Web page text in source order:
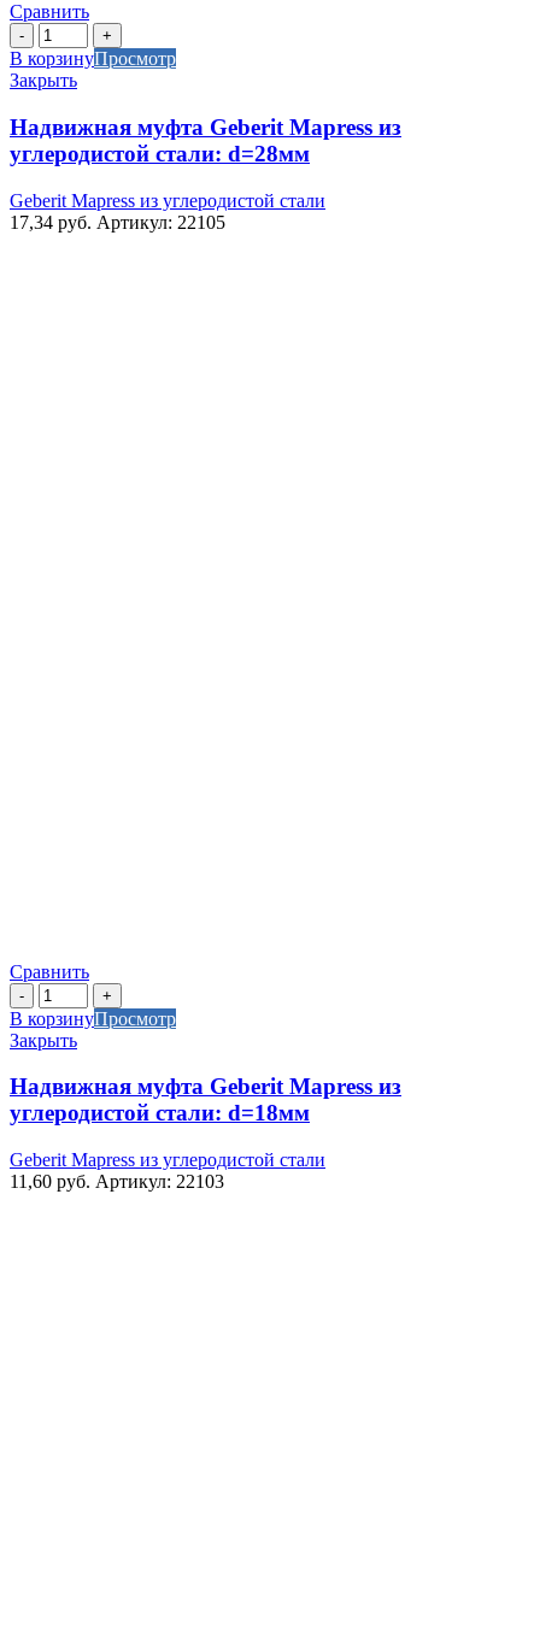
Сравнить
Количество
товара
Надвижная
муфта
Mapress
из
стали:
d=28мм
В корзинуПросмотр
Закрыть
Надвижная муфта Geberit Mapress из
углеродистой стали: d=28мм
Geberit Mapress из углеродистой стали
17,34 руб. Артикул: 22105
Сравнить
Количество
товара
Надвижная
муфта
Geberit
Mapress
из
стали:
d=18мм
В корзинуПросмотр
Закрыть
Надвижная муфта Geberit Mapress из
углеродистой стали: d=18мм
Geberit Mapress из углеродистой стали
11,60 руб. Артикул: 22103